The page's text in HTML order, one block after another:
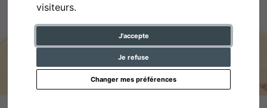
visiteurs.
J'accepte
Je refuse
Changer mes préférences